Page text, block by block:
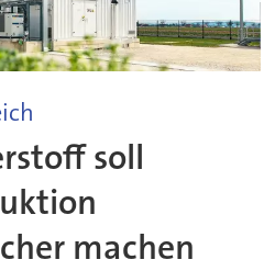
soll
machen